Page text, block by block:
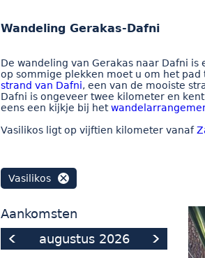
Wandeling Gerakas-Dafni
De wandeling van Gerakas naar Dafni
op sommige plekken moet u om het
strand van Dafni, een van de mooiste
Dafni is ongeveer twee kilometer en
eens een kijkje bij het
Vasilikos ligt op vijftien kilometer vanaf
Vasilikos
Aankomsten
augustus 2026